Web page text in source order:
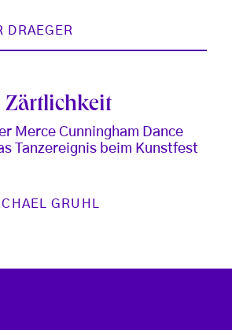
DRAEGER
Zärtlichkeit
Merce Cunningham Dance
Tanzereignis beim Kunstfest
GRUHL